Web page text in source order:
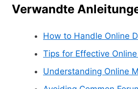
Verwandte
How to Handle Online
Tips for Effective
Understanding Online